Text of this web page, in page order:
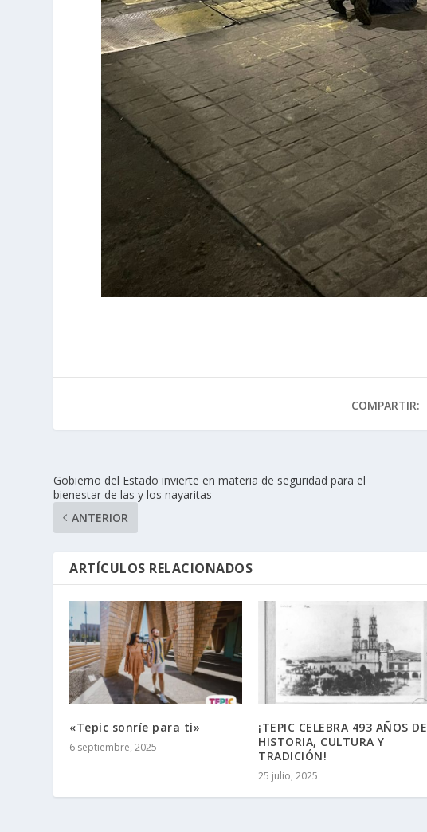
COMPARTIR:
Gobierno del Estado invierte en materia de seguridad para el
bienestar de las y los nayaritas
ANTERIOR
ARTÍCULOS RELACIONADOS
«Tepic sonríe para ti»
6 septiembre, 2025
¡TEPIC CELEBRA 493 AÑOS DE
HISTORIA, CULTURA Y
TRADICIÓN!
25 julio, 2025